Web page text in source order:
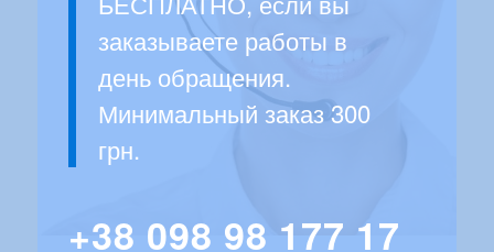
заказываете работы в
день обращения.
Минимальный заказ 300
грн.
+38 098 98 177 17